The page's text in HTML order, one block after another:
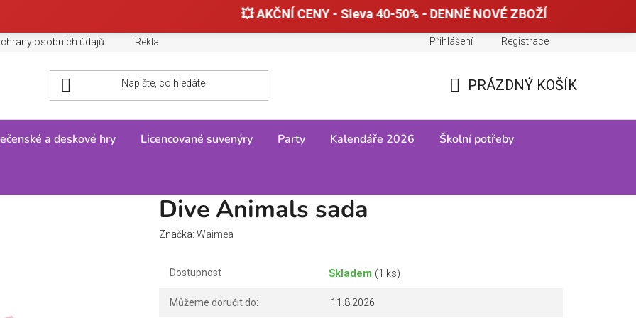
💥 AKČNÍ CENY - Sleva 40-50% - DENNĚ NOVÉ ZBOŽÍ
osobních údajů Reklamace, výměny a vrácení zboží Tabulky velikostí
Přihlášení Registrace
KOŠÍK
PRÁZDNÝ KOŠÍK
a deskové hry Licencované suvenýry Party Kalendáře 2026 Školní potřeby
Dive Animals sada
Značka: Waimea
Dostupnost Skladem (1 ks)
Můžeme doručit do: 11.8.2026